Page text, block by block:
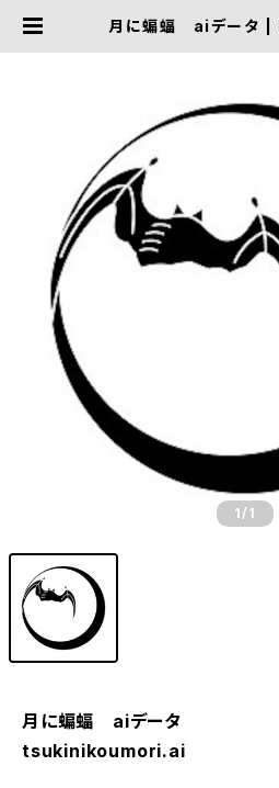
月に蝙蝠 aiデータ |
1 /1
月に蝙蝠 aiデータ
tsukinikoumori.ai